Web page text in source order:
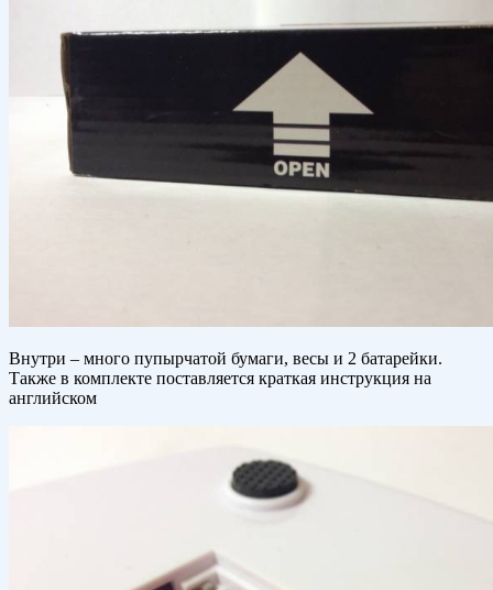
Внутри – много пупырчатой бумаги, весы и 2 батарейки.
Также в комплекте поставляется краткая инструкция на
английском